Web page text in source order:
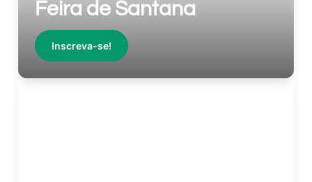
Feira de Santana
Inscreva-se!